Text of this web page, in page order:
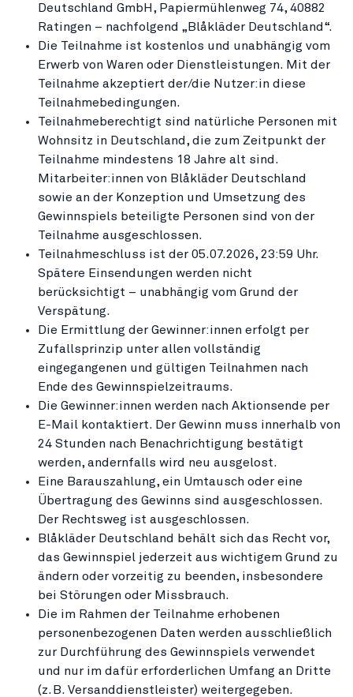
Deutschland GmbH, Papiermühlenweg 74, 40882
Ratingen – nachfolgend „Blåkläder Deutschland“.
Die Teilnahme ist kostenlos und unabhängig vom
Erwerb von Waren oder Dienstleistungen. Mit der
Teilnahme akzeptiert der/die Nutzer:in diese
Teilnahmebedingungen.
Teilnahmeberechtigt sind natürliche Personen mit
Wohnsitz in Deutschland, die zum Zeitpunkt der
Teilnahme mindestens 18 Jahre alt sind.
Mitarbeiter:innen von Blåkläder Deutschland
sowie an der Konzeption und Umsetzung des
Gewinnspiels beteiligte Personen sind von der
Teilnahme ausgeschlossen.
Teilnahmeschluss ist der 05.07.2026, 23:59 Uhr.
Spätere Einsendungen werden nicht
berücksichtigt – unabhängig vom Grund der
Verspätung.
Die Ermittlung der Gewinner:innen erfolgt per
Zufallsprinzip unter allen vollständig
eingegangenen und gültigen Teilnahmen nach
Ende des Gewinnspielzeitraums.
Die Gewinner:innen werden nach Aktionsende per
E-Mail kontaktiert. Der Gewinn muss innerhalb von
24 Stunden nach Benachrichtigung bestätigt
werden, andernfalls wird neu ausgelost.
Eine Barauszahlung, ein Umtausch oder eine
Übertragung des Gewinns sind ausgeschlossen.
Der Rechtsweg ist ausgeschlossen.
Blåkläder Deutschland behält sich das Recht vor,
das Gewinnspiel jederzeit aus wichtigem Grund zu
ändern oder vorzeitig zu beenden, insbesondere
bei Störungen oder Missbrauch.
Die im Rahmen der Teilnahme erhobenen
personenbezogenen Daten werden ausschließlich
zur Durchführung des Gewinnspiels verwendet
und nur im dafür erforderlichen Umfang an Dritte
(z. B. Versanddienstleister) weitergegeben.